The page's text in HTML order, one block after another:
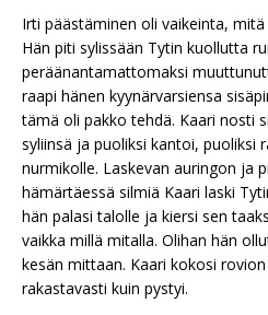
Irti päästäminen oli vaikeinta,
Hän piti sylissään Tytin kuollutta
peräänantamattomaksi
raapi hänen kyynärvarsiensa
tämä oli pakko tehdä. Kaari nosti
syliinsä ja puoliksi kantoi, puoliksi
nurmikolle. Laskevan auringon ja
hämärtäessä silmiä Kaari laski
hän palasi talolle ja kiersi sen
vaikka millä mitalla. Olihan hän
kesän mittaan. Kaari kokosi
rakastavasti kuin pystyi.